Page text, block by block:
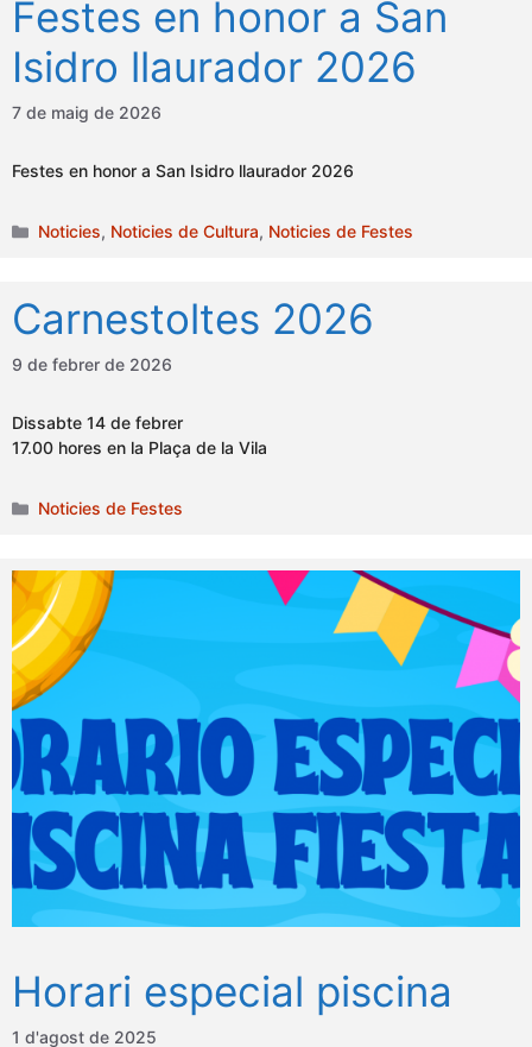
Festes en honor a San
Isidro llaurador 2026
7 de maig de 2026
Festes en honor a San Isidro llaurador 2026
Categories
Noticies, Noticies de Cultura, Noticies de Festes
Carnestoltes 2026
9 de febrer de 2026
Dissabte 14 de febrer
17.00 hores en la Plaça de la Vila
Categories
Noticies de Festes
Horari especial piscina
1 d'agost de 2025